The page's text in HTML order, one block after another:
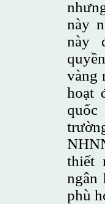
này
này
vàng
hoạt
thiết
ngân
phù